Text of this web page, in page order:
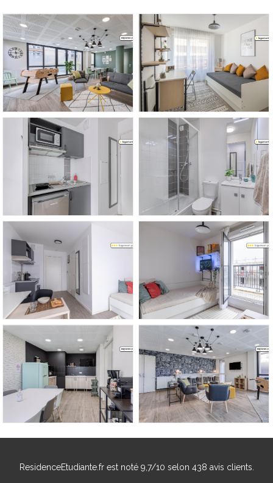
ResidenceEtudiante.frest noté 9,7/10 selon 438 avis clients.